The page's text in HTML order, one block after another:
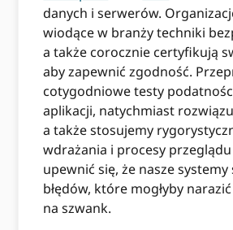
danych i serwerów.
wiodące w branży techniki
a także corocznie certyfikują
aby zapewnić zgodność.
cotygodniowe testy
aplikacji, natychmiast
a także stosujemy
wdrażania i procesy
upewnić się, że nasze
błędów, które mogłyby
na szwank.